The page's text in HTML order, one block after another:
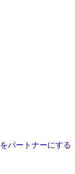
パートナーにする